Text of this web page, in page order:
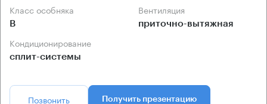
Класс особняка
B
Вентиляция
приточно-вытяжная
Кондиционирование
сплит-системы
Позвонить Получить презентацию